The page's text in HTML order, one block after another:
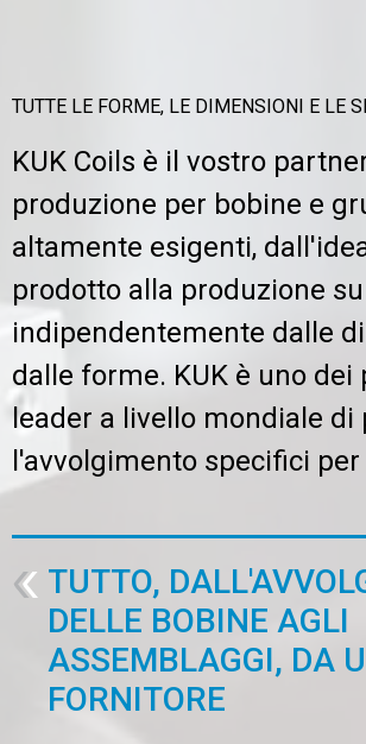
TUTTE LE FORME, LE DIMENSIONI E LE
KUK Coils è il vostro
produzione per bobine e
altamente esigenti,
prodotto alla produzione
indipendentemente dalle
dalle forme. KUK è uno
leader a livello mondiale di
l'avvolgimento specifici
TUTTO,
DELLE BOBINE AGLI
ASSEMBLAGGI, DA
FORNITORE